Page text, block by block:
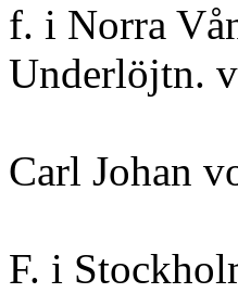
f. i Norra
Underlöjtn.
Carl Johan
F. i